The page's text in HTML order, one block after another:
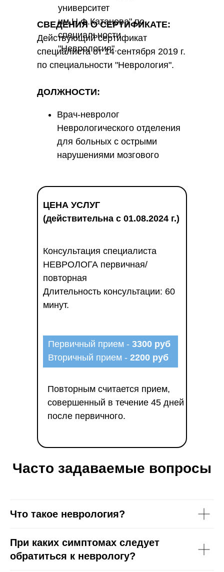
университет
им.Н.Ф.Катанова" по
специальности
"Неврология".
СВЕДЕНИЯ О СЕРТИФИКАТЕ:
Действующий сертификат
специалиста от 14 сентября 2019 г.
по специальности "Неврология".
ДОЛЖНОСТИ:
Врач-невролог
Неврологического отделения
для больных с острыми
нарушениями мозгового
им.Г.Я.Ремишевской".
ЦЕНА УСЛУГ
(действительна с 01.08.2024 г.)
Консультация специалиста
НЕВРОЛОГА первичная/
повторная
Длительность консультации: 60
минут.
Повторным считается прием,
совершенный в течение 45 дней
после первичного.
Первичный прием - 3300 руб
Вторичный прием - 2200 руб
Часто задаваемые вопросы
Что такое неврология?
При каких симптомах следует
обратиться к неврологу?